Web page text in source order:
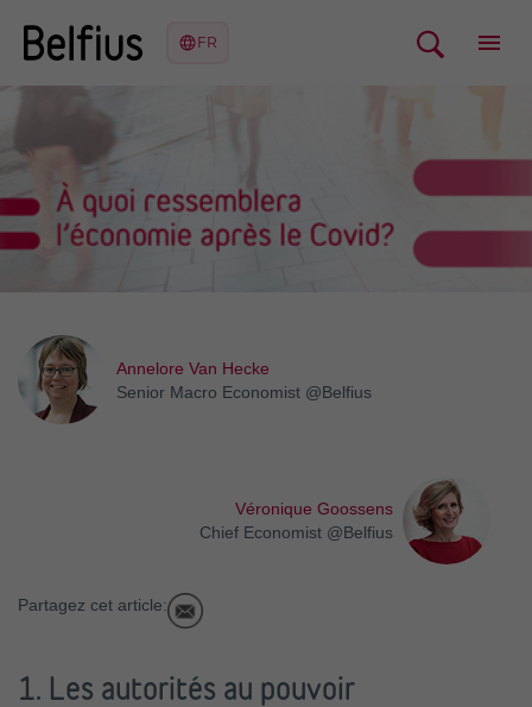
Annelore Van Hecke
Senior Macro Economist @Belfius
Véronique Goossens
Chief Economist @Belfius
Partagez cet article:
1. Les autorités au pouvoir